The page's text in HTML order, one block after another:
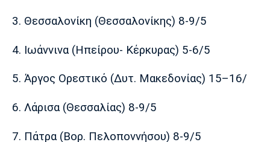
Σίτι
Ίντερ Μίλαν Μπάγερν
3. Θεσσαλονίκη (Θεσσαλονίκης) 8-9/5
4. Ιωάννινα (Ηπείρου- Κέρκυρας) 5-6/5
5. Άργος Ορεστικό (Δυτ. Μακεδονίας) 15–16/
6. Λάρισα (Θεσσαλίας) 8-9/5
7. Πάτρα (Βορ. Πελοποννήσου) 8-9/5